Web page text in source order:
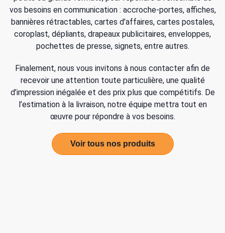
vos besoins en communication : accroche-portes, affiches,
bannières rétractables, cartes d’affaires, cartes postales,
coroplast, dépliants, drapeaux publicitaires, enveloppes,
pochettes de presse, signets, entre autres.
Finalement, nous vous invitons à nous contacter afin de
recevoir une attention toute particulière, une qualité
d’impression inégalée et des prix plus que compétitifs. De
l’estimation à la livraison, notre équipe mettra tout en
œuvre pour répondre à vos besoins.
Voir tous nos produits